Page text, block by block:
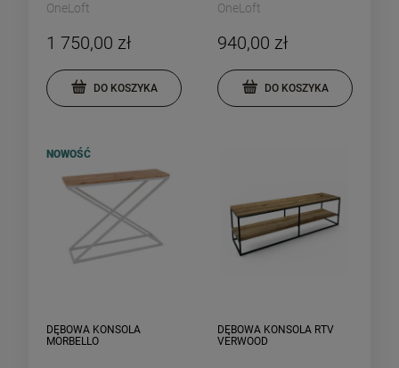
OneLoft
1 750,00 zł
DO KOSZYKA
OneLoft
940,00 zł
DO KOSZYKA
DĘBOWA KONSOLA
MORBELLO
NOWOŚĆ
DĘBOWA KONSOLA RTV
VERWOOD